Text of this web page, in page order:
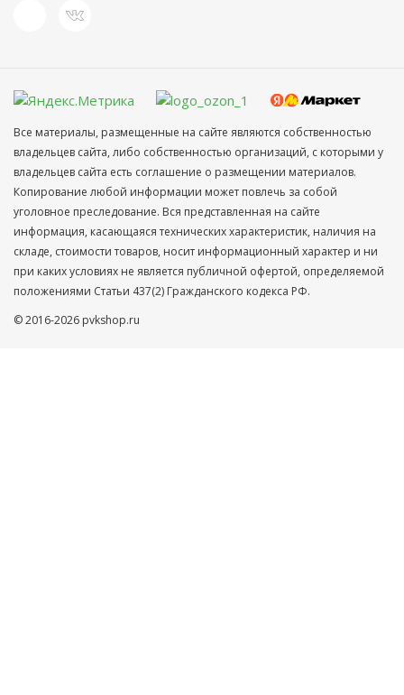
Все материалы, размещенные на сайте являются собственностью
владельцев сайта, либо собственностью организаций, с которыми у
владельцев сайта есть соглашение о размещении материалов.
Копирование любой информации может повлечь за собой
уголовное преследование. Вся представленная на сайте
информация, касающаяся технических характеристик, наличия на
складе, стоимости товаров, носит информационный характер и ни
при каких условиях не является публичной офертой, определяемой
положениями Статьи 437(2) Гражданского кодекса РФ.
© 2016-2026 pvkshop.ru